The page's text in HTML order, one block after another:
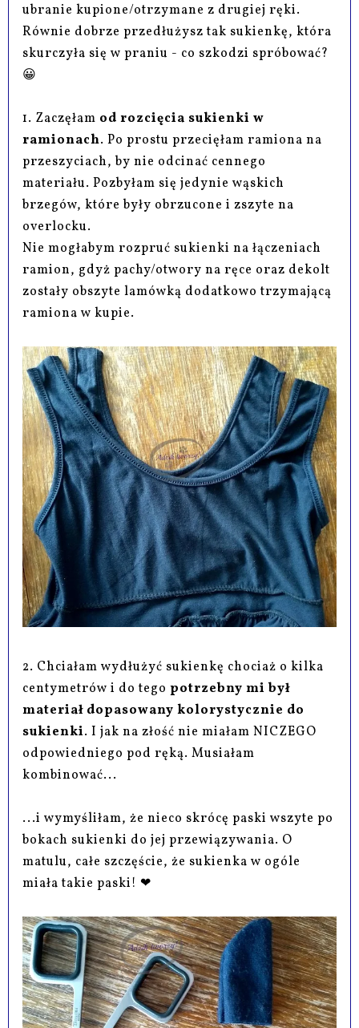
ubranie kupione/otrzymane z drugiej ręki.
Równie dobrze przedłużysz tak sukienkę, która
skurczyła się w praniu - co szkodzi spróbować?
😀
1. Zaczęłam od rozcięcia sukienki w
ramionach. Po prostu przecięłam ramiona na
przeszyciach, by nie odcinać cennego
materiału. Pozbyłam się jedynie wąskich
brzegów, które były obrzucone i zszyte na
overlocku.
Nie mogłabym rozpruć sukienki na łączeniach
ramion, gdyż pachy/otwory na ręce oraz dekolt
zostały obszyte lamówką dodatkowo trzymającą
ramiona w kupie.
2. Chciałam wydłużyć sukienkę chociaż o kilka
centymetrów i do tegopotrzebny mi był
materiał dopasowany kolorystycznie do
sukienki. I jak na złość nie miałam NICZEGO
odpowiedniego pod ręką. Musiałam
kombinować...
...i wymyśliłam, że nieco skrócę paski wszyte po
bokach sukienki do jej przewiązywania. O
matulu, całe szczęście, że sukienka w ogóle
miała takie paski! ❤